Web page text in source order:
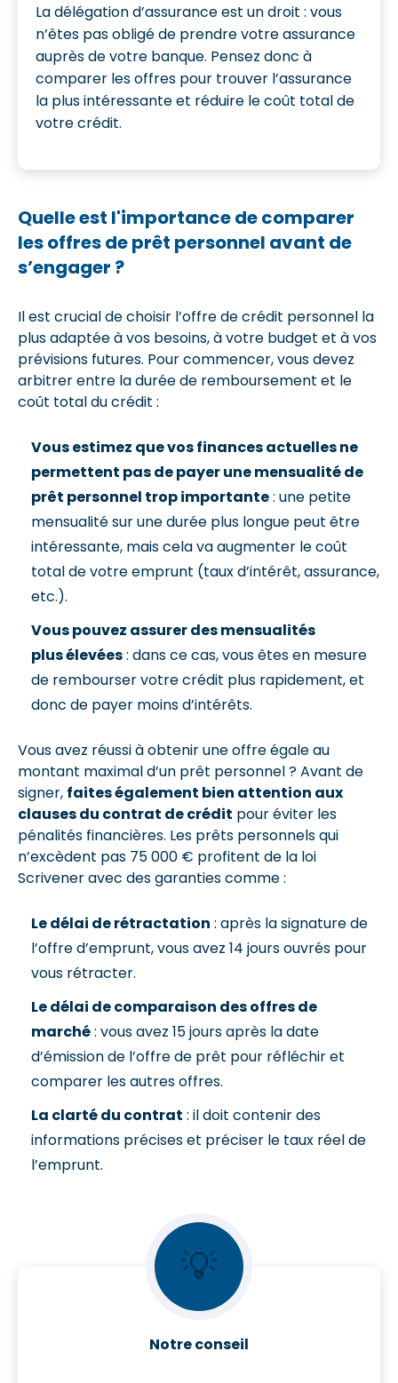
La délégation d’assurance est un droit : vous
n’êtes pas obligé de prendre votre assurance
auprès de votre banque. Pensez donc à
comparer les offres pour trouver l’assurance
la plus intéressante et réduire le coût total de
votre crédit.
Quelle est l'importance de comparer
les offres de prêt personnel avant de
s’engager ?
Il est crucial de choisir l’offre de crédit personnel la
plus adaptée à vos besoins, à votre budget et à vos
prévisions futures. Pour commencer, vous devez
arbitrer entre la durée de remboursement et le
coût total du crédit :
Vous estimez que vos finances actuelles ne
permettent pas de payer une mensualité de
prêt personnel trop importante: une petite
mensualité sur une durée plus longue peut être
intéressante, mais cela va augmenter le coût
total de votre emprunt (taux d’intérêt, assurance,
etc.).
Vous pouvez assurer des mensualités
plus élevées: dans ce cas, vous êtes en mesure
de rembourser votre crédit plus rapidement, et
donc de payer moins d’intérêts.
Vous avez réussi à obtenir une offre égale au
montant maximal d’un prêt personnel ? Avant de
signer, faites également bien attention aux
clauses du contrat de crédit pour éviter les
pénalités financières. Les prêts personnels qui
n’excèdent pas 75 000 € profitent de la loi
Scrivener avec des garanties comme :
Le délai de rétractation : après la signature de
l’offre d’emprunt, vous avez 14 jours ouvrés pour
vous rétracter.
Le délai de comparaison des offres de
marché: vous avez 15 jours après la date
d’émission de l’offre de prêt pour réfléchir et
comparer les autres offres.
La clarté du contrat : il doit contenir des
informations précises et préciser le taux réel de
l’emprunt.
💡
Notre conseil